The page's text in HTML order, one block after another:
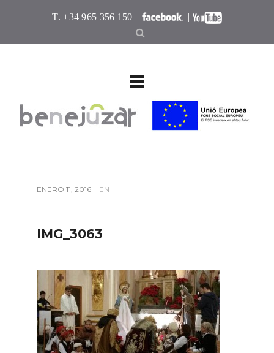
T. +34 965 356 150 | |
ENERO 11, 2016 EN
IMG_3063